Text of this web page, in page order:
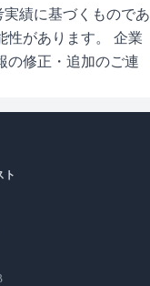
績に基づくものであ
性があります。 企業
の修正・追加のご連
ト